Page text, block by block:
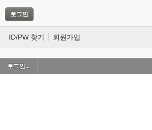
ID/PW 찾기 회원가입
로그인...